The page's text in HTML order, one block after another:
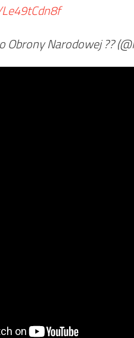
Narodowej ??